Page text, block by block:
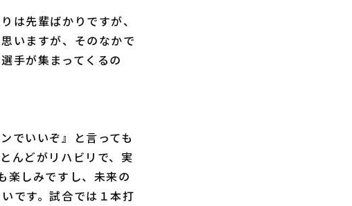
は先輩ばかりですが、
いますが、そのなかで
手が集まってくるの
でいいぞ』と言っても
んどがリハビリで、実
楽しみですし、未来の
です。試合では１本打